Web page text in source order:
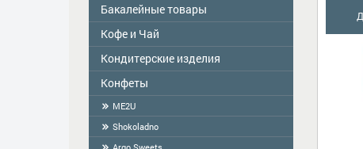
Бакалейные товары
Colavita
Приправы
Сухой завтрак
Тортилья
Мука
Кофе и Чай
Чай
КОФЕ
Кондитерские изделия
Сделано в Латвии-продукция ручной
работы
Фасованое печенье
Печенье весовое
Конфеты
ME2U
Shokoladno